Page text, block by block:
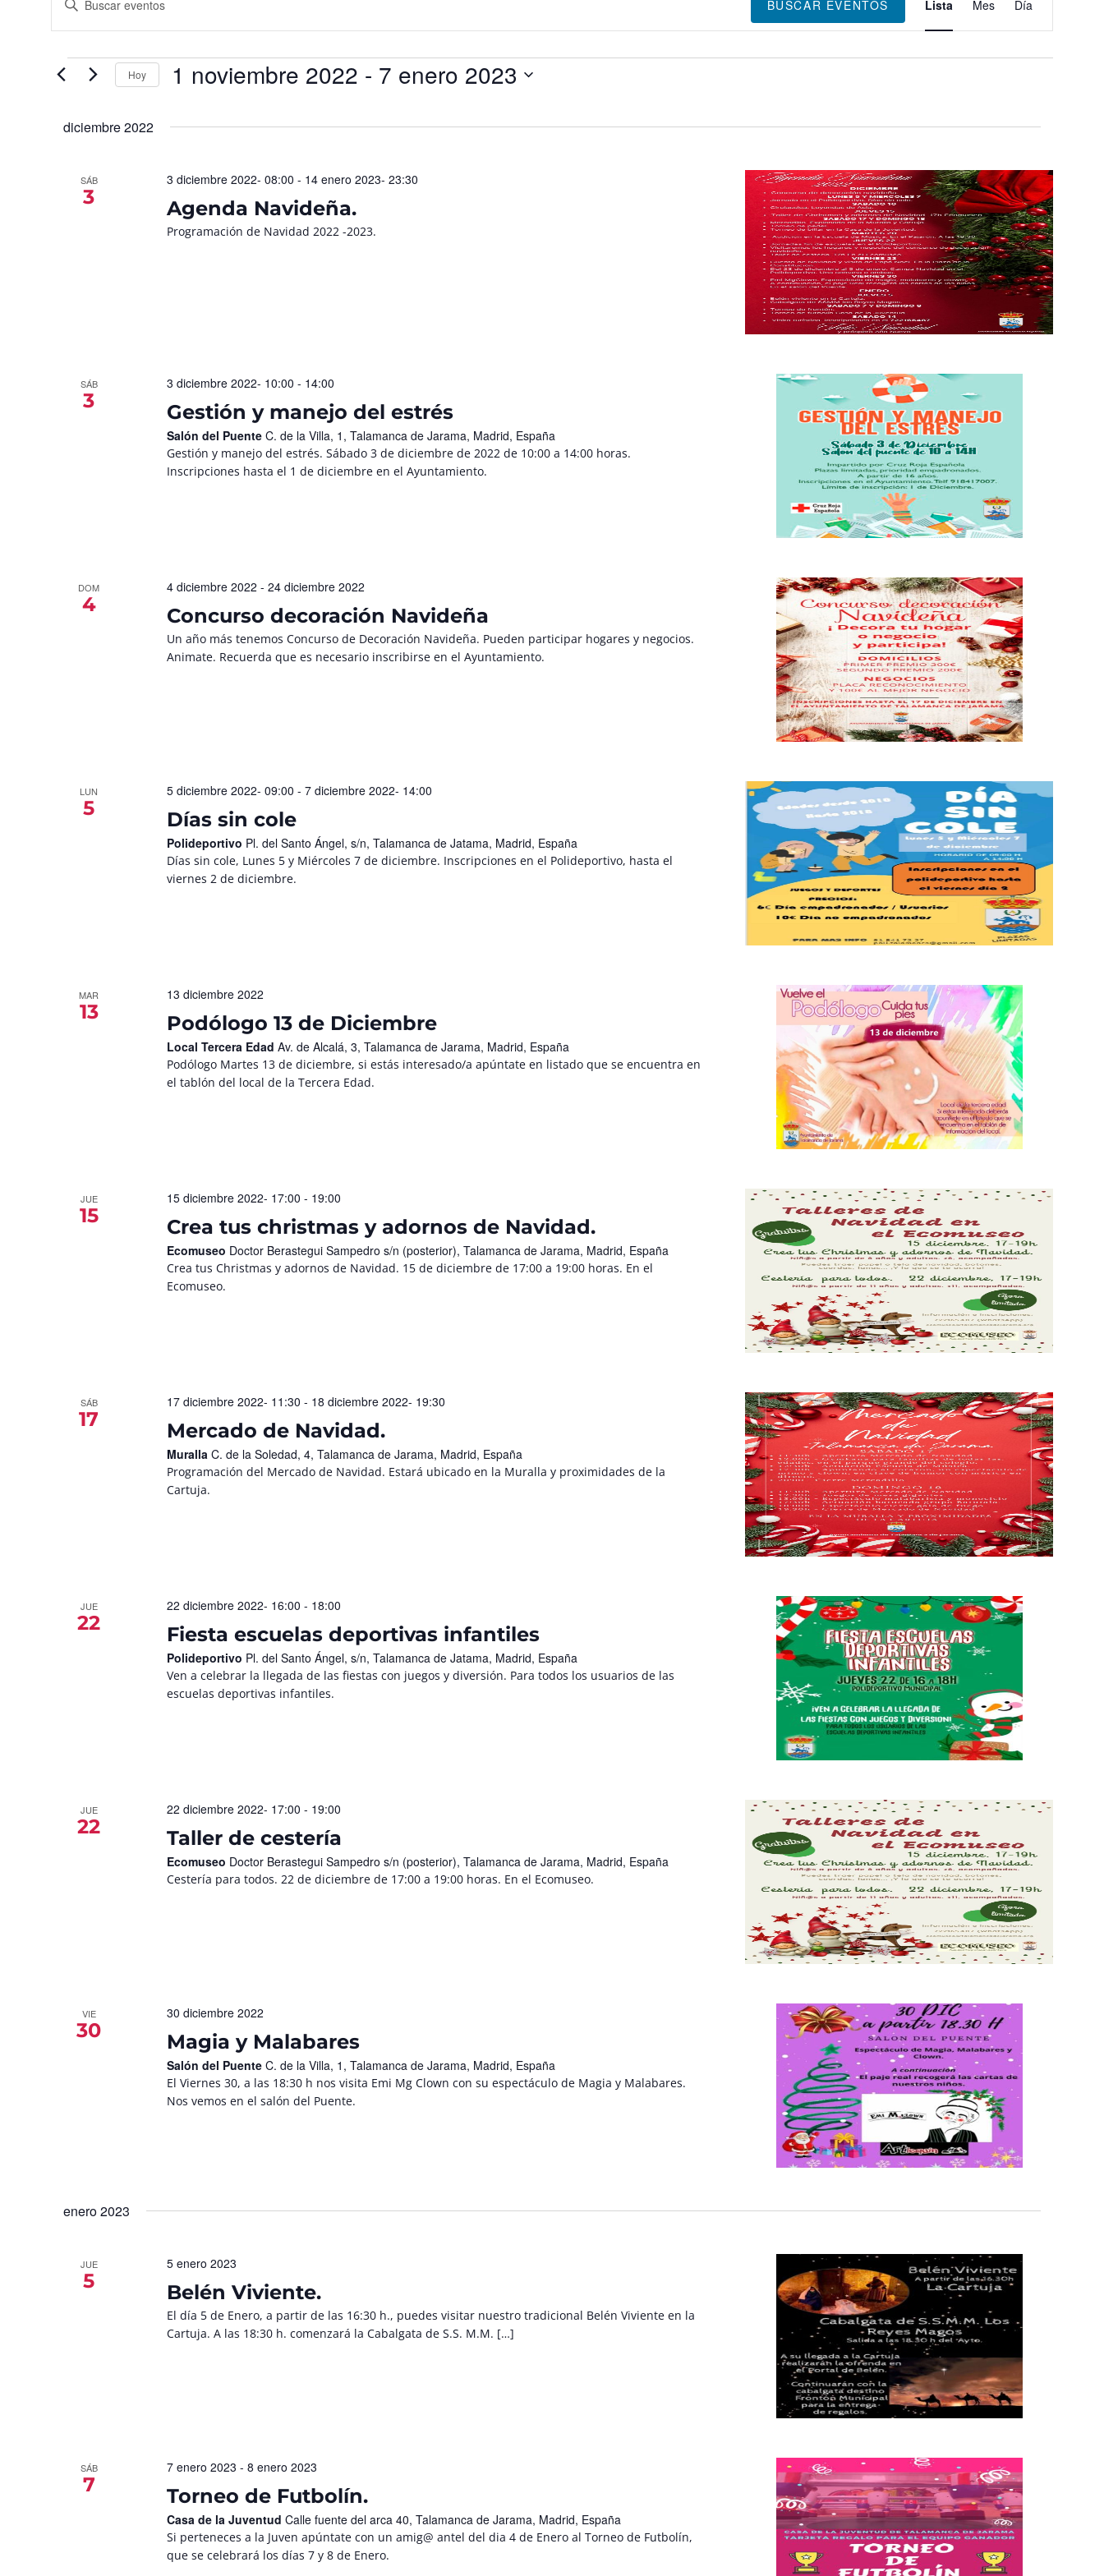
de
búsqueda
vistas
Eventos
palabra
clave.
para
la
palabra
BUSCAR EVENTOS
de
Evento
Lista Mes Día
Hoy 1 noviembre 2022 - 7 enero 2023
diciembre 2022
SÁB
3 Agenda Navideña.
3 diciembre 2022- 08:00 - 14 enero 2023- 23:30
Programación de Navidad 2022 -2023.
SÁB
3 Gestión y manejo del estrés
3 diciembre 2022- 10:00 - 14:00
Salón del Puente C. de la Villa, 1, Talamanca de Jarama, Madrid, España
Gestión y manejo del estrés. Sábado 3 de diciembre de 2022 de 10:00 a 14:00 horas.
Inscripciones hasta el 1 de diciembre en el Ayuntamiento.
DOM
4 Concurso decoración Navideña
4 diciembre 2022 - 24 diciembre 2022
Un año más tenemos Concurso de Decoración Navideña. Pueden participar hogares y negocios.
Animate. Recuerda que es necesario inscribirse en el Ayuntamiento.
LUN
5 Días sin cole
5 diciembre 2022- 09:00 - 7 diciembre 2022- 14:00
Polideportivo Pl. del Santo Ángel, s/n, Talamanca de Jatama, Madrid, España
Días sin cole, Lunes 5 y Miércoles 7 de diciembre. Inscripciones en el Polideportivo, hasta el
viernes 2 de diciembre.
MAR
13 Podólogo 13 de Diciembre
13 diciembre 2022
Local Tercera Edad Av. de Alcalá, 3, Talamanca de Jarama, Madrid, España
Podólogo Martes 13 de diciembre, si estás interesado/a apúntate en listado que se encuentra en
el tablón del local de la Tercera Edad.
JUE
15 Crea tus christmas y adornos de Navidad.
15 diciembre 2022- 17:00 - 19:00
Ecomuseo Doctor Berastegui Sampedro s/n (posterior), Talamanca de Jarama, Madrid, España
Crea tus Christmas y adornos de Navidad. 15 de diciembre de 17:00 a 19:00 horas. En el
Ecomuseo.
SÁB
17 Mercado de Navidad.
17 diciembre 2022- 11:30 - 18 diciembre 2022- 19:30
Muralla C. de la Soledad, 4, Talamanca de Jarama, Madrid, España
Programación del Mercado de Navidad. Estará ubicado en la Muralla y proximidades de la
Cartuja.
JUE
22 Fiesta escuelas deportivas infantiles
22 diciembre 2022- 16:00 - 18:00
Polideportivo Pl. del Santo Ángel, s/n, Talamanca de Jatama, Madrid, España
Ven a celebrar la llegada de las fiestas con juegos y diversión. Para todos los usuarios de las
escuelas deportivas infantiles.
JUE
22 Taller de cestería
22 diciembre 2022- 17:00 - 19:00
Ecomuseo Doctor Berastegui Sampedro s/n (posterior), Talamanca de Jarama, Madrid, España
Cestería para todos. 22 de diciembre de 17:00 a 19:00 horas. En el Ecomuseo.
VIE
30 Magia y Malabares
30 diciembre 2022
Salón del Puente C. de la Villa, 1, Talamanca de Jarama, Madrid, España
El Viernes 30, a las 18:30 h nos visita Emi Mg Clown con su espectáculo de Magia y Malabares.
Nos vemos en el salón del Puente.
enero 2023
JUE
5 Belén Viviente.
5 enero 2023
El día 5 de Enero, a partir de las 16:30 h., puedes visitar nuestro tradicional Belén Viviente en la
Cartuja. A las 18:30 h. comenzará la Cabalgata de S.S. M.M. […]
SÁB
7 Torneo de Futbolín.
7 enero 2023 - 8 enero 2023
Casa de la Juventud Calle fuente del arca 40, Talamanca de Jarama, Madrid, España
Si perteneces a la Juven apúntate con un amig@ antel del dia 4 de Enero al Torneo de Futbolín,
que se celebrará los días 7 y 8 de Enero.